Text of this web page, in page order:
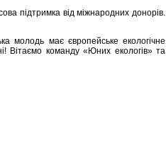
підтримка від міжнародних донорів.
молодь має європейське екологічне
Вітаємо команду «Юних екологів» та